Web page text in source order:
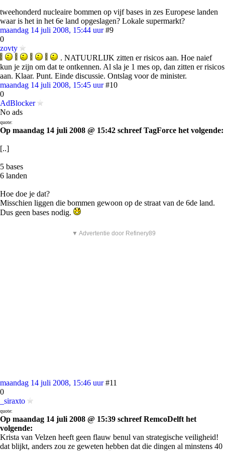
tweehonderd nucleaire bommen op vijf bases in zes Europese landen
waar is het in het 6e land opgeslagen? Lokale supermarkt?
maandag 14 juli 2008, 15:44 uur #9
0
zovty
. NATUURLIJK zitten er risicos aan. Hoe naief
kun je zijn om dat te ontkennen. Al sla je 1 mes op, dan zitten er risicos
aan. Klaar. Punt. Einde discussie. Ontslag voor de minister.
maandag 14 juli 2008, 15:45 uur #10
0
AdBlocker
No ads
quote:
Op maandag 14 juli 2008 @ 15:42 schreef TagForce het volgende:
[..]
5 bases
6 landen
Hoe doe je dat?
Misschien liggen die bommen gewoon op de straat van de 6de land.
Dus geen bases nodig.
▼ Advertentie door Refinery89
maandag 14 juli 2008, 15:46 uur #11
0
_siraxto
quote:
Op maandag 14 juli 2008 @ 15:39 schreef RemcoDelft het
volgende:
Krista van Velzen heeft geen flauw benul van strategische veiligheid!
dat blijkt, anders zou ze geweten hebben dat die dingen al minstens 40